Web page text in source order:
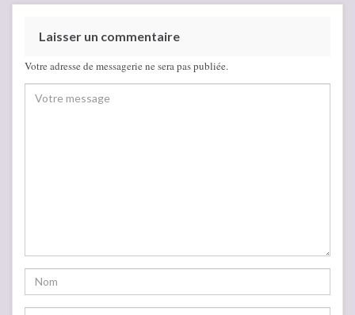
Laisser un commentaire
Votre adresse de messagerie ne sera pas publiée.